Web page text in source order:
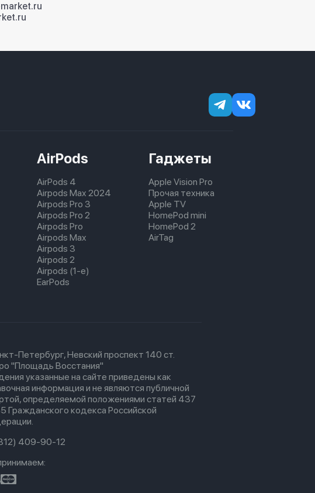
AirPods
AirPods 4
Airpods Max 2024
Airpods Pro 3
Airpods Pro 2
Airpods Pro
Airpods Max
Airpods 3
Airpods 2
Airpods (1-е)
EarPods
Гаджеты
Apple Vision Pro
Прочая техника
Apple TV
HomePod mini
HomePod 2
AirTag
Петербург, Невский проспект 140 ст.
"Площадь Восстания"
указанные на сайте приведены как
информация и не являются публичной
определяемой положениями статей 437
Гражданского кодекса Российской
409-90-12